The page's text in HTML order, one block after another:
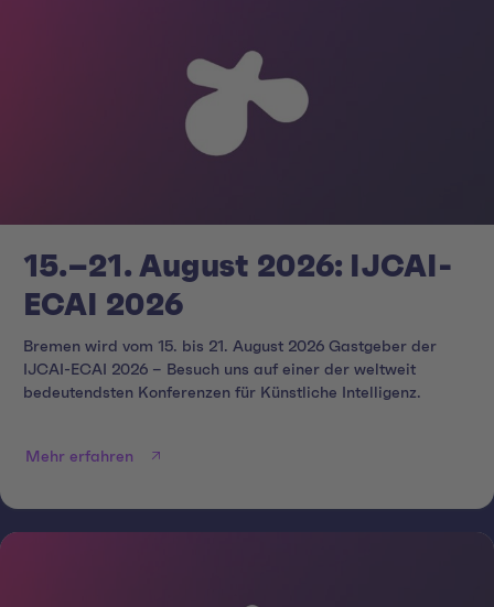
15.–21. August 2026: IJCAI-
ECAI 2026
Bremen wird vom 15. bis 21. August 2026 Gastgeber der
IJCAI-ECAI 2026 – Besuch uns auf einer der weltweit
bedeutendsten Konferenzen für Künstliche Intelligenz.
Mehr erfahren